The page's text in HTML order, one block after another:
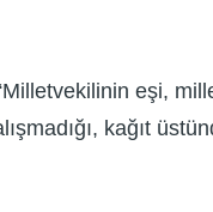
eşi,
kağıt